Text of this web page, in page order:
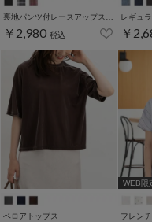
￥2,980 税込 ￥
ベロアトップス
WEB限
フレン